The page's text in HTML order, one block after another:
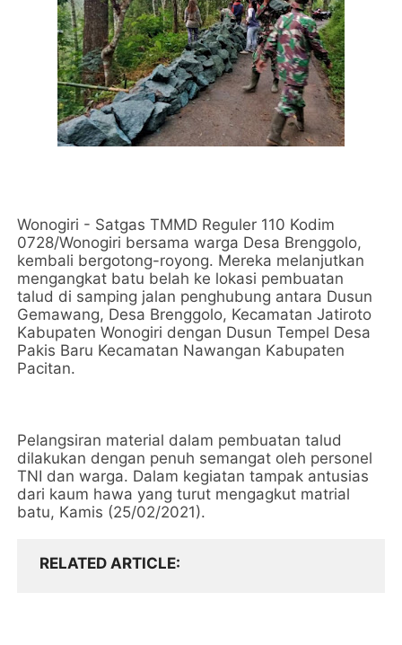
Wonogiri - Satgas TMMD Reguler 110 Kodim
0728/Wonogiri bersama warga Desa Brenggolo,
kembali bergotong-royong. Mereka melanjutkan
mengangkat batu belah ke lokasi pembuatan
talud di samping jalan penghubung antara Dusun
Gemawang, Desa Brenggolo, Kecamatan Jatiroto
Kabupaten Wonogiri dengan Dusun Tempel Desa
Pakis Baru Kecamatan Nawangan Kabupaten
Pacitan.
Pelangsiran material dalam pembuatan talud
dilakukan dengan penuh semangat oleh personel
TNI dan warga. Dalam kegiatan tampak antusias
dari kaum hawa yang turut mengagkut matrial
batu, Kamis (25/02/2021).
RELATED ARTICLE